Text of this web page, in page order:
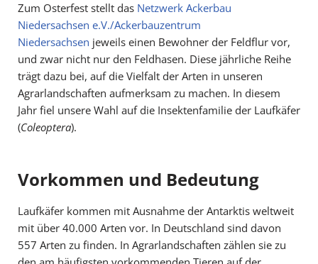
Zum Osterfest stellt das Netzwerk Ackerbau
Niedersachsen e.V./Ackerbauzentrum
Niedersachsen jeweils einen Bewohner der Feldflur vor,
und zwar nicht nur den Feldhasen. Diese jährliche Reihe
trägt dazu bei, auf die Vielfalt der Arten in unseren
Agrarlandschaften aufmerksam zu machen. In diesem
Jahr fiel unsere Wahl auf die Insektenfamilie der Laufkäfer
(Coleoptera).
Vorkommen und Bedeutung
Laufkäfer kommen mit Ausnahme der Antarktis weltweit
mit über 40.000 Arten vor. In Deutschland sind davon
557 Arten zu finden. In Agrarlandschaften zählen sie zu